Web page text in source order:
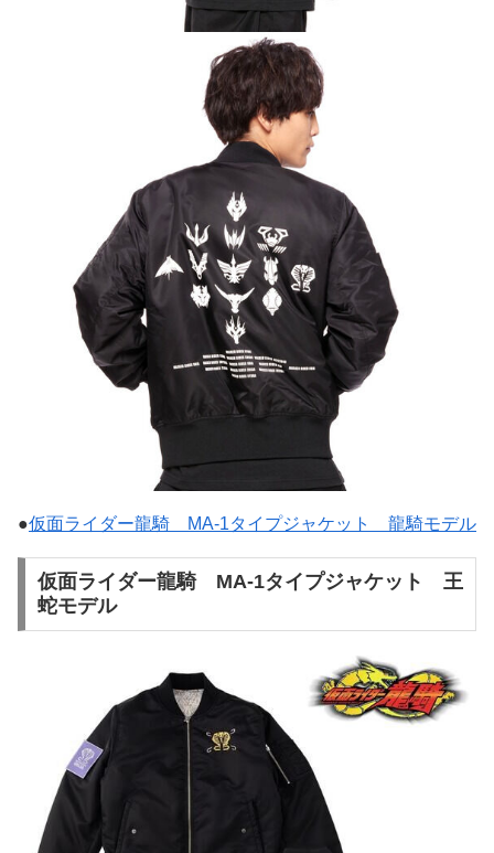
●仮面ライダー龍騎 MA-1タイプジャケット 龍騎モデル
仮面ライダー龍騎 MA-1タイプジャケット 王
蛇モデル